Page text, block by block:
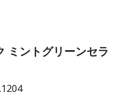
ミントグリーンセラ